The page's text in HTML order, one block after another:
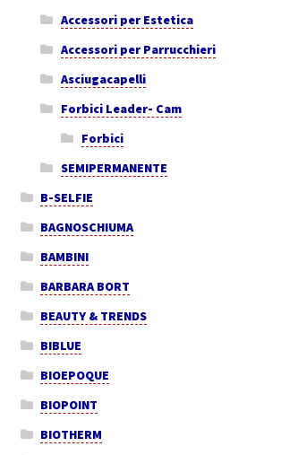
Accessori per Estetica
Accessori per Parrucchieri
Asciugacapelli
Forbici Leader- Cam
Forbici
SEMIPERMANENTE
B-SELFIE
BAGNOSCHIUMA
BAMBINI
BARBARA BORT
BEAUTY & TRENDS
BIBLUE
BIOEPOQUE
BIOPOINT
BIOTHERM